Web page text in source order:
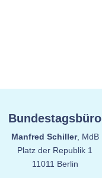
Bundestagsbüro
Manfred Schiller, MdB
Platz der Republik 1
11011 Berlin